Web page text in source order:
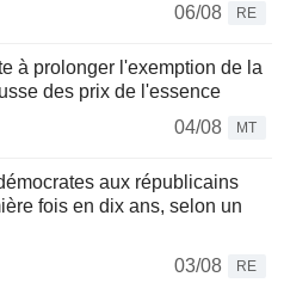
06/08
RE
à prolonger l'exemption de la
des prix de l'essence
04/08
MT
aux républicains
fois en dix ans, selon un
03/08
RE